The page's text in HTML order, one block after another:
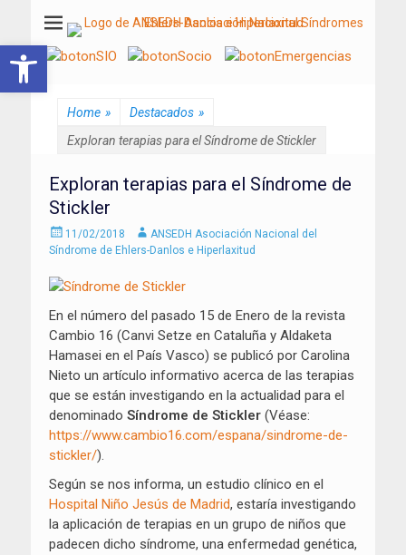
Abrir barra de herramientas
ANSEDH
Asociación Nacional del Síndrome de Ehlers-Danlos e Hiperlaxitud
Home » Destacados »
Exploran terapias para el Síndrome de Stickler
Exploran terapias para el Síndrome de
Stickler
Enviado
el
11/02/2018 AutorANSEDH Asociación Nacional del
Síndrome de Ehlers-Danlos e Hiperlaxitud
En el número del pasado 15 de Enero de la revista
Cambio 16 (Canvi Setze en Cataluña y Aldaketa
Hamasei en el País Vasco) se publicó por Carolina
Nieto un artículo informativo acerca de las terapias
que se están investigando en la actualidad para el
denominado Síndrome de Stickler (Véase:
https://www.cambio16.com/espana/sindrome-de-
stickler/).
Según se nos informa, un estudio clínico en el
Hospital Niño Jesús de Madrid, estaría investigando
la aplicación de terapias en un grupo de niños que
padecen dicho síndrome, una enfermedad genética,